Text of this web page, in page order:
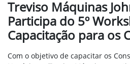
Treviso Máquinas
Participa do 5º
Capacitação para os
Com o objetivo de capacitar os